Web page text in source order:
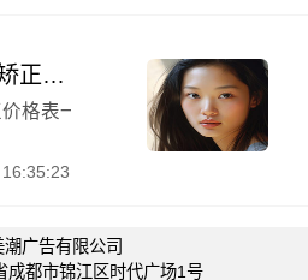
乌鲁木齐市眼外斜视矫正价格表出炉，均价2024元
格表一览（眼外斜视矫正均价：
潮广告有限公司
成都市锦江区时代广场1号